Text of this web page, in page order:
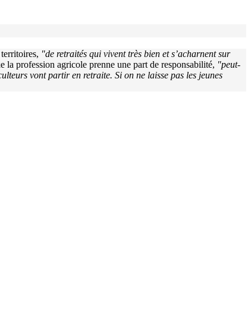
"de retraités qui vivent très bien et s’acharnent sur
la profession agricole prenne une part de responsabilité, "peut-
vont partir en retraite. Si on ne laisse pas les jeunes